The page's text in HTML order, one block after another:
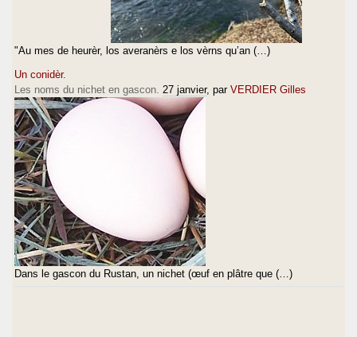
"Au mes de heurèr, los averanèrs e los vèrns qu’an (…)
Un conidèr.
Les noms du nichet en gascon. 27 janvier, par VERDIER Gilles
Dans le gascon du Rustan, un nichet (œuf en plâtre que (…)